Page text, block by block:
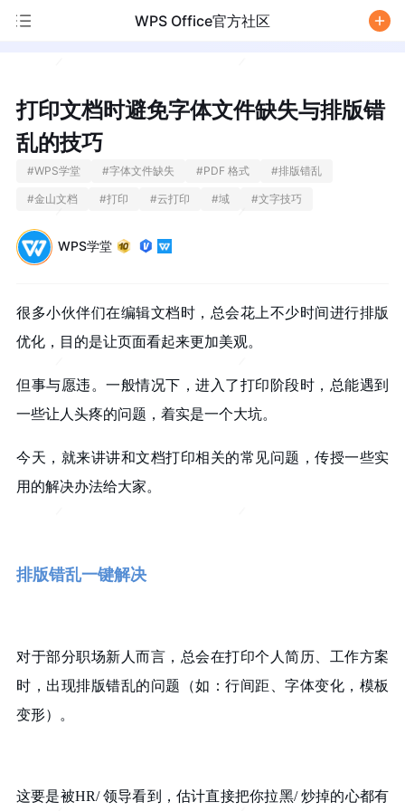
WPS Office官方社区
打印文档时避免字体文件缺失与排版错
乱的技巧
#WPS学堂 #字体文件缺失 #PDF 格式 #排版错乱
#金山文档 #打印 #云打印 #域 #文字技巧
WPS学堂
很多小伙伴们在编辑文档时，总会花上不少时间进行排版
优化，目的是让页面看起来更加美观。
但事与愿违。一般情况下，进入了打印阶段时，总能遇到
一些让人头疼的问题，着实是一个大坑。
今天，就来讲讲和文档打印相关的常见问题，传授一些实
用的解决办法给大家。
排版错乱一键解决
对于部分职场新人而言，总会在打印个人简历、工作方案
时，出现排版错乱的问题（如：行间距、字体变化，模板
变形）。
这要是被HR/ 领导看到，估计直接把你拉黑/ 炒掉的心都有